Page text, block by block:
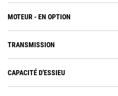
MOTEUR - EN OPTION
TRANSMISSION
CAPACITÉ D'ESSIEU